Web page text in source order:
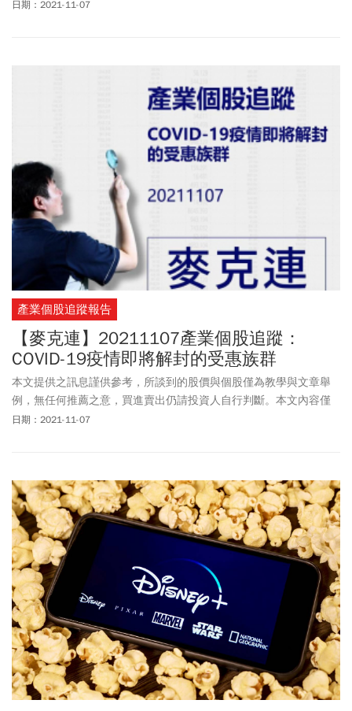
供訂閱戶本人使用，非經授權嚴禁任何翻印、轉載，或以任何型態
日期：2021-11-07
產業個股追蹤報告
【麥克連】20211107產業個股追蹤：
COVID-19疫情即將解封的受惠族群
本文提供之訊息謹供參考，所談到的股價與個股僅為教學與文章舉
例，無任何推薦之意，買進賣出仍請投資人自行判斷。本文內容僅
供訂閱戶本人使用，非經授權嚴禁任何翻印、轉載，或以任何型態
日期：2021-11-07